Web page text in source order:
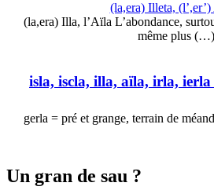
(la,era) Illeta,
(la,era) Illa, l’Aïla L’abondance,
même plus (…)
isla, iscla, illa, aïla, irla, ierla
gerla = pré et grange, terrain de
Un gran de sau ?